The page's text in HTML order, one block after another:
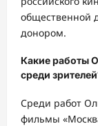
общественной
донором.
Какие работы
среди
Среди работ
фильмы